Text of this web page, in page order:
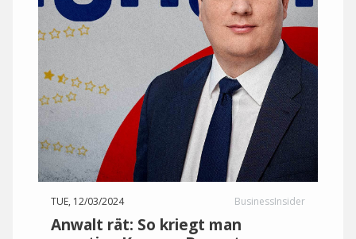
TUE, 12/03/2024 BusinessInsider
Anwalt rät: So kriegt man